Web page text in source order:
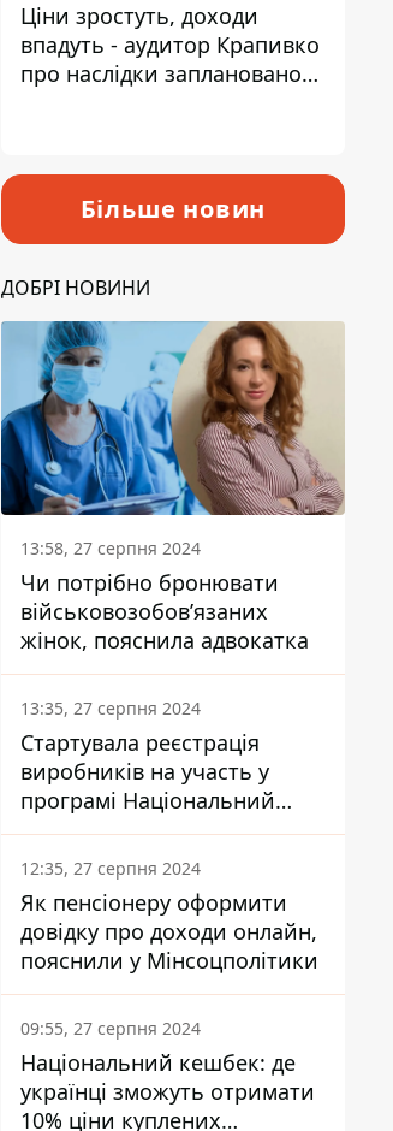
Ціни зростуть, доходи
впадуть - аудитор Крапивко
про наслідки запланованого
Більше новин
ДОБРІ НОВИНИ
13:58, 27 серпня 2024
Чи потрібно бронювати
військовозобов’язаних
жінок, пояснила адвокатка
13:35, 27 серпня 2024
Стартувала реєстрація
виробників на участь у
програмі Національний
кешбек: як це зробити
через портал Дія
12:35, 27 серпня 2024
Як пенсіонеру оформити
довідку про доходи онлайн,
пояснили у Мінсоцполітики
09:55, 27 серпня 2024
Національний кешбек: де
українці зможуть отримати
10% ціни куплених